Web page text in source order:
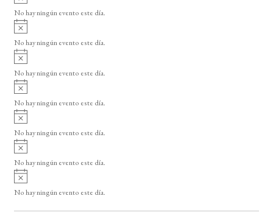
o
v
i
o
No hay ningún evento este día.
A
v
i
o
No hay ningún evento este día.
A
v
i
o
No hay ningún evento este día.
A
v
i
o
No hay ningún evento este día.
A
v
i
o
No hay ningún evento este día.
A
v
i
o
No hay ningún evento este día.
A
v
i
No hay ningún evento este día.